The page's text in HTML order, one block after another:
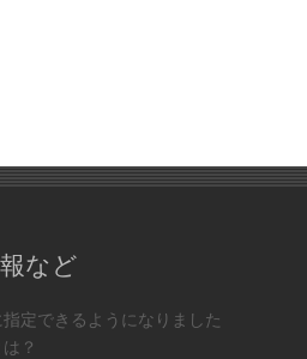
など
定できるようになりました
？